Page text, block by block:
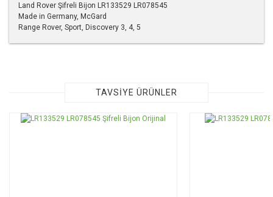
Land Rover Şifreli Bijon LR133529 LR078545
Made in Germany, McGard
Range Rover, Sport, Discovery 3, 4, 5
Görüş ve önerileriniz için teşekkür ederiz.
Ürün resmi kalitesiz, bozuk veya görüntülenemiyor.
TAVSİYE ÜRÜNLER